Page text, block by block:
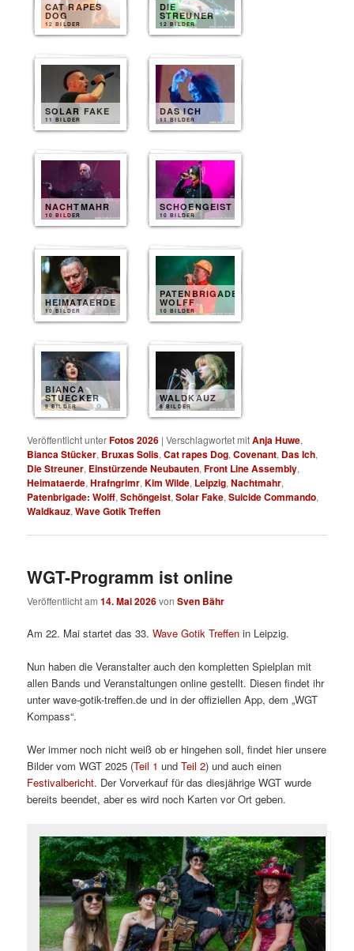
CAT RAPES
DOG
12 BILDER
DIE
STREUNER
12 BILDER
SOLAR FAKE
11 BILDER
DAS ICH
11 BILDER
NACHTMAHR
10 BILDER
SCHOENGEIST
10 BILDER
HEIMATAERDE
10 BILDER
PATENBRIGADE
WOLFF
10 BILDER
BIANCA
STUECKER
9 BILDER
WALDKAUZ
8 BILDER
Veröffentlicht unterFotos 2026 |Verschlagwortet mitAnja Huwe,
Bianca Stücker, Bruxas Solis,Cat rapes Dog,Covenant, Das Ich,
Die Streuner, Einstürzende Neubauten,Front Line Assembly,
Heimataerde,Hrafngrimr,Kim Wilde, Leipzig,Nachtmahr,
Patenbrigade: Wolff,Schöngeist,Solar Fake,Suicide Commando,
Waldkauz,Wave Gotik Treffen
WGT-Programm ist online
Veröffentlicht am14. Mai 2026vonSven Bähr
Am 22. Mai startet das 33.Wave Gotik Treffen in Leipzig.
Nun haben die Veranstalter auch den kompletten Spielplan mit
allen Bands und Veranstaltungen online gestellt. Diesen findet ihr
unter wave-gotik-treffen.de und in der offiziellen App, dem „WGT
Kompass“.
Wer immer noch nicht weiß ob er hingehen soll, findet hier unsere
Bilder vom WGT 2025 (Teil 1 undTeil 2) und auch einen
Festivalbericht. Der Vorverkauf für das diesjährige WGT wurde
bereits beendet, aber es wird noch Karten vor Ort geben.